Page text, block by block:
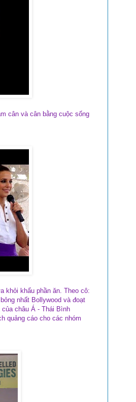
cân và cân bằng cuộc sống
khỏi khẩu phần ăn. Theo cô:
nhất Bollywood và đoạt
châu Á - Thái Bình
quảng cáo cho các nhóm